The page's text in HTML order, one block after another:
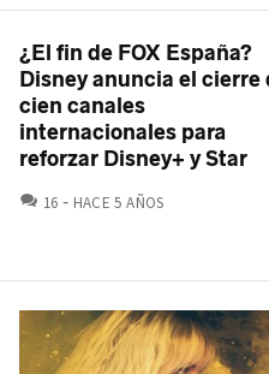
¿El fin de FOX España?
Disney anuncia el cierre
cien canales
internacionales para
reforzar Disney+ y Star
16 COMENTARIOS
HACE 5 AÑOS